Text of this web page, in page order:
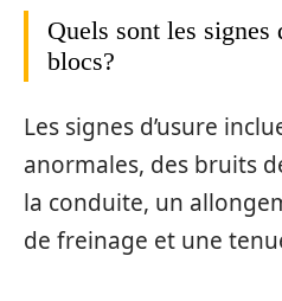
Quels sont les signes
blocs?
Les signes d’usure
anormales, des bruits
la conduite, un
de freinage et une